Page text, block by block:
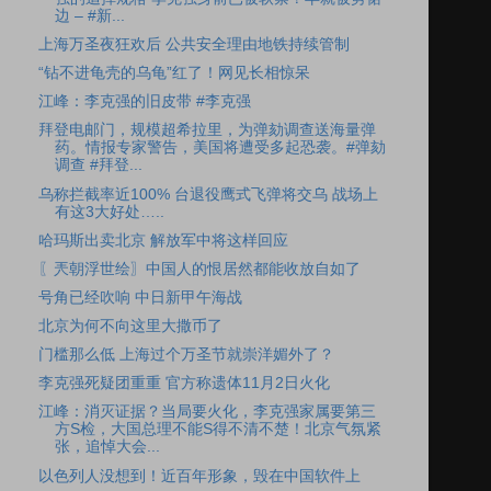
边 – #新...
上海万圣夜狂欢后 公共安全理由地铁持续管制
“钻不进龟壳的乌龟”红了！网见长相惊呆
江峰：李克强的旧皮带 #李克强
拜登电邮门，规模超希拉里，为弹劾调查送海量弹
药。情报专家警告，美国将遭受多起恐袭。#弹劾
调查 #拜登...
乌称拦截率近100% 台退役鹰式飞弹将交乌 战场上
有这3大好处…..
哈玛斯出卖北京 解放军中将这样回应
〖兲朝浮世绘〗中国人的恨居然都能收放自如了
号角已经吹响 中日新甲午海战
北京为何不向这里大撒币了
门槛那么低 上海过个万圣节就崇洋媚外了？
李克强死疑团重重 官方称遗体11月2日火化
江峰：消灭证据？当局要火化，李克强家属要第三
方S检，大国总理不能S得不清不楚！北京气氛紧
张，追悼大会...
以色列人没想到！近百年形象，毁在中国软件上